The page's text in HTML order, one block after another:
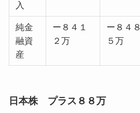
入
純金
融資
産
ー８４１
２万
ー８４８
５万
日本株 プラス８８万